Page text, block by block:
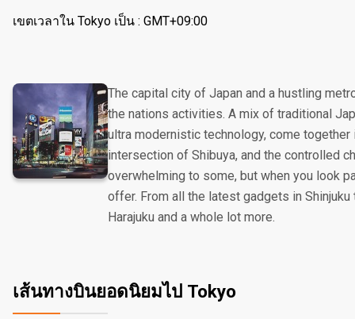
เขตเวลาใน Tokyo เป็น : GMT+09:00
The capital city of Japan and a hustling
the nations activities. A mix of traditional
ultra modernistic technology, come together
intersection of Shibuya, and the controlled
overwhelming to some, but when you look
offer. From all the latest gadgets in
Harajuku and a whole lot more.
เส้นทางบินยอดนิยมไป Tokyo